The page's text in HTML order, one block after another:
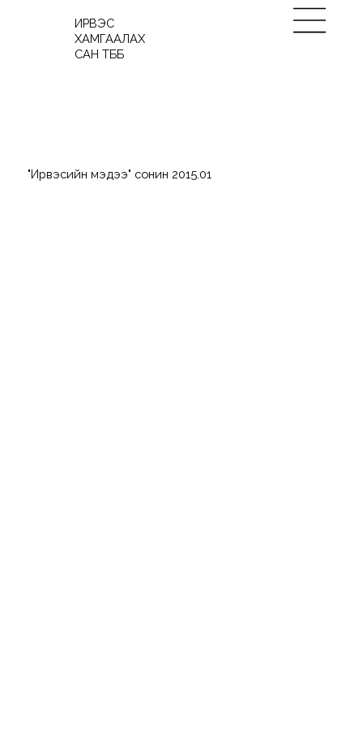
ИРВЭС
ХАМГААЛАХ
САН ТББ
"Ирвэсийн мэдээ" сонин 2015.01